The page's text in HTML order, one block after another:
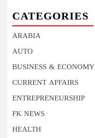
CATEGORIES
ARABIA
AUTO
BUSINESS & ECONOMY
CURRENT AFFAIRS
ENTREPRENEURSHIP
FK NEWS
HEALTH